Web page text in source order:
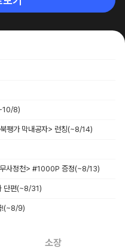
8)
팽가 막내공자> 런칭(~8/14)
사정천> #1000P 증정(~8/13)
단편(~8/31)
!(~8/9)
소장